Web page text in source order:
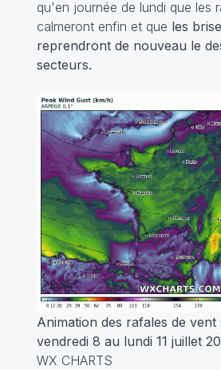
qu'en journée de lundi que les
calmeront enfin et que les
reprendront de nouveau le
secteurs.
Animation des rafales de
vendredi 8 au lundi 11 juillet
WX CHARTS